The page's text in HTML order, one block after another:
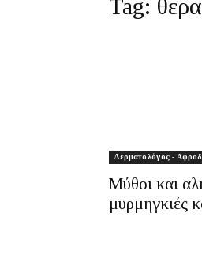
Tag:
Δερματολόγος -
Μύθοι και
μυρμηγκιές